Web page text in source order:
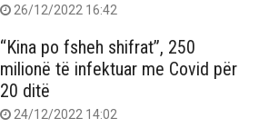
26/12/2022 16:42
“Kina po fsheh shifrat”, 250
milionë të infektuar me Covid për
20 ditë
24/12/2022 14:02